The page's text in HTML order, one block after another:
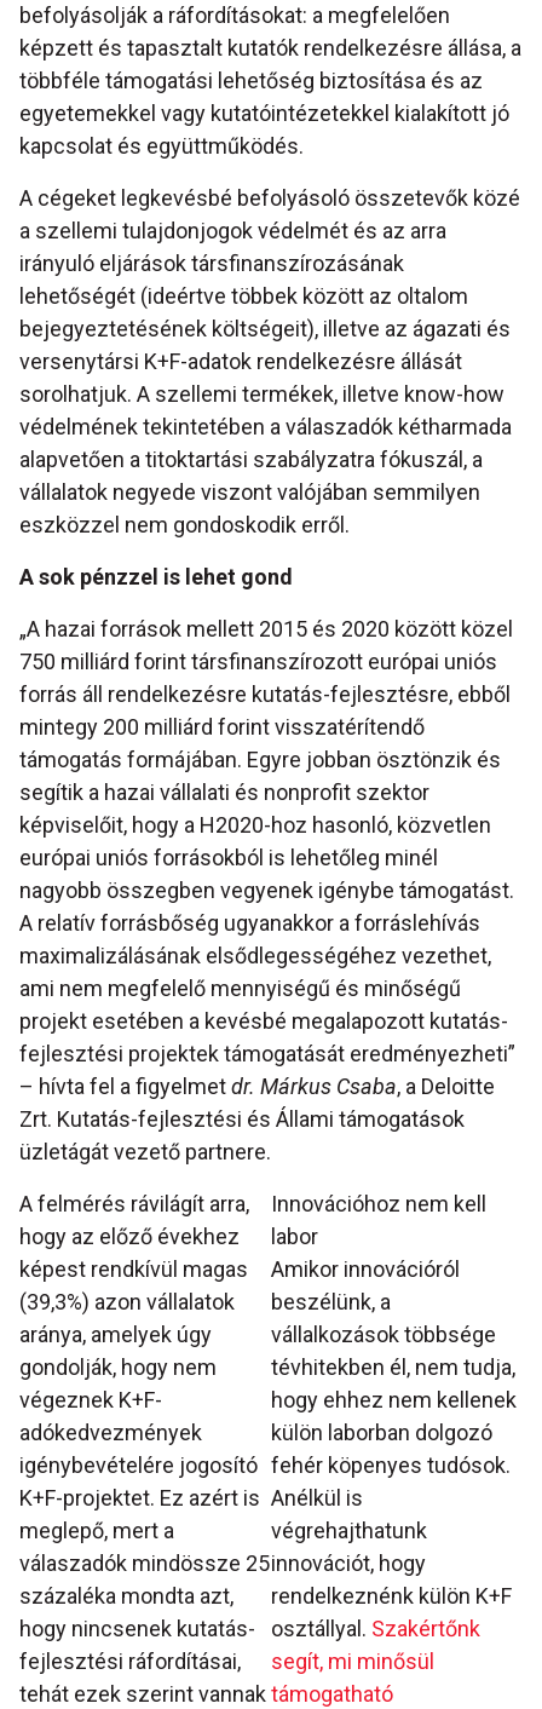
befolyásolják a ráfordításokat: a megfelelően
képzett és tapasztalt kutatók rendelkezésre állása, a
többféle támogatási lehetőség biztosítása és az
egyetemekkel vagy kutatóintézetekkel kialakított jó
kapcsolat és együttműködés.
A cégeket legkevésbé befolyásoló összetevők közé
a szellemi tulajdonjogok védelmét és az arra
irányuló eljárások társfinanszírozásának
lehetőségét (ideértve többek között az oltalom
bejegyeztetésének költségeit), illetve az ágazati és
versenytársi K+F-adatok rendelkezésre állását
sorolhatjuk. A szellemi termékek, illetve know-how
védelmének tekintetében a válaszadók kétharmada
alapvetően a titoktartási szabályzatra fókuszál, a
vállalatok negyede viszont valójában semmilyen
eszközzel nem gondoskodik erről.
A sok pénzzel is lehet gond
„A hazai források mellett 2015 és 2020 között közel
750 milliárd forint társfinanszírozott európai uniós
forrás áll rendelkezésre kutatás-fejlesztésre, ebből
mintegy 200 milliárd forint visszatérítendő
támogatás formájában. Egyre jobban ösztönzik és
segítik a hazai vállalati és nonprofit szektor
képviselőit, hogy a H2020-hoz hasonló, közvetlen
európai uniós forrásokból is lehetőleg minél
nagyobb összegben vegyenek igénybe támogatást.
A relatív forrásbőség ugyanakkor a forráslehívás
maximalizálásának elsődlegességéhez vezethet,
ami nem megfelelő mennyiségű és minőségű
projekt esetében a kevésbé megalapozott kutatás-
fejlesztési projektek támogatását eredményezheti”
– hívta fel a figyelmetdr. Márkus Csaba, a Deloitte
Zrt. Kutatás-fejlesztési és Állami támogatások
üzletágát vezető partnere.
Innovációhoz nem kell
labor
Amikor innovációról
beszélünk, a
vállalkozások többsége
tévhitekben él, nem tudja,
hogy ehhez nem kellenek
külön laborban dolgozó
fehér köpenyes tudósok.
Anélkül is
végrehajthatunk
innovációt, hogy
rendelkeznénk külön K+F
osztállyal. Szakértőnk
segít, mi minősül
támogatható
A felmérés rávilágít arra,
hogy az előző évekhez
képest rendkívül magas
(39,3%) azon vállalatok
aránya, amelyek úgy
gondolják, hogy nem
végeznek K+F-
adókedvezmények
igénybevételére jogosító
K+F-projektet. Ez azért is
meglepő, mert a
válaszadók mindössze 25
százaléka mondta azt,
hogy nincsenek kutatás-
fejlesztési ráfordításai,
tehát ezek szerint vannak